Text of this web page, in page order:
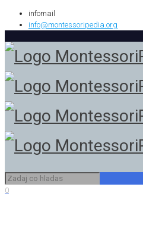
infomail
info@montessoripedia.org
0